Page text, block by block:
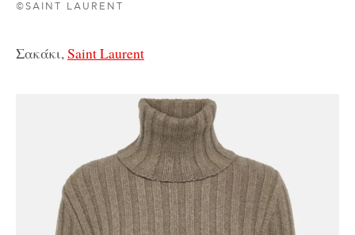
©SAINT LAURENT
Σακάκι,Saint Laurent